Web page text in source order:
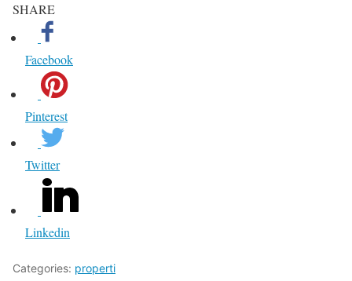
SHARE
Facebook
Pinterest
Twitter
Linkedin
Categories: properti